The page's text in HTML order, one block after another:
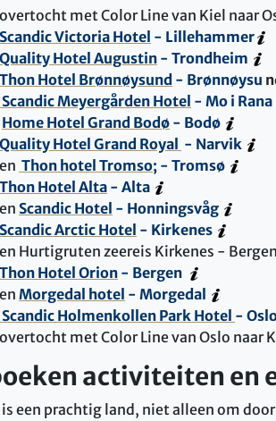
met Color Line van Kiel naar
Scandic Victoria Hotel - Lillehammer
Quality Hotel Augustin - Trondheim
Thon Hotel Brønnøysund - Brønnøysu n
Scandic Meyergården Hotel - Mo i Rana
Home Hotel Grand Bodø - Bodø
Quality Hotel Grand Royal - Narvik
Thon hotel Tromso; - Tromsø
Thon Hotel Alta - Alta
Scandic Hotel - Honningsvåg
Scandic Arctic Hotel - Kirkenes
Hurtigruten zeereis Kirkenes - Bergen
Thon Hotel Orion - Bergen
Morgedal hotel - Morgedal
Scandic Holmenkollen Park Hotel -
met Color Line van Oslo naar
activiteiten en
een prachtig land, niet alleen om